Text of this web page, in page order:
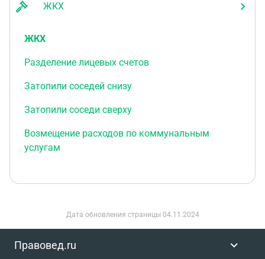
ЖКХ
ЖКХ
Разделение лицевых счетов
Затопили соседей снизу
Затопили соседи сверху
Возмещение расходов по коммунальным
услугам
Дата обновления страницы 04.11.2024
Правовед.ru